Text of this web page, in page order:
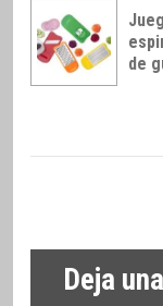
de
Deja